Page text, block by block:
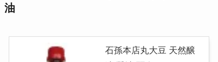
油
石孫本店丸大豆 天然醸